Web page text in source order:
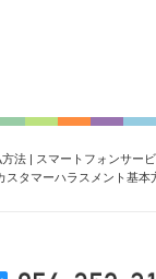
方法| スマートフォンサー
スタマーハラスメント基本